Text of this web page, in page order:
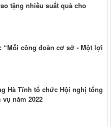
tặng nhiều suất quà cho
“Mỗi công đoàn cơ sở - Một lợi
Hà Tĩnh tổ chức Hội nghị tổng
năm 2022